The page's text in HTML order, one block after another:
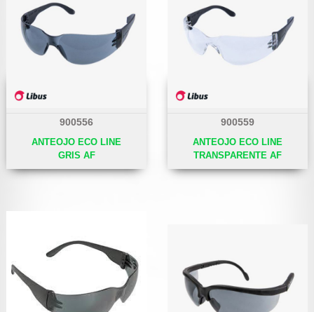
900556
ANTEOJO ECO LINE
GRIS AF
900559
ANTEOJO ECO LINE
TRANSPARENTE AF